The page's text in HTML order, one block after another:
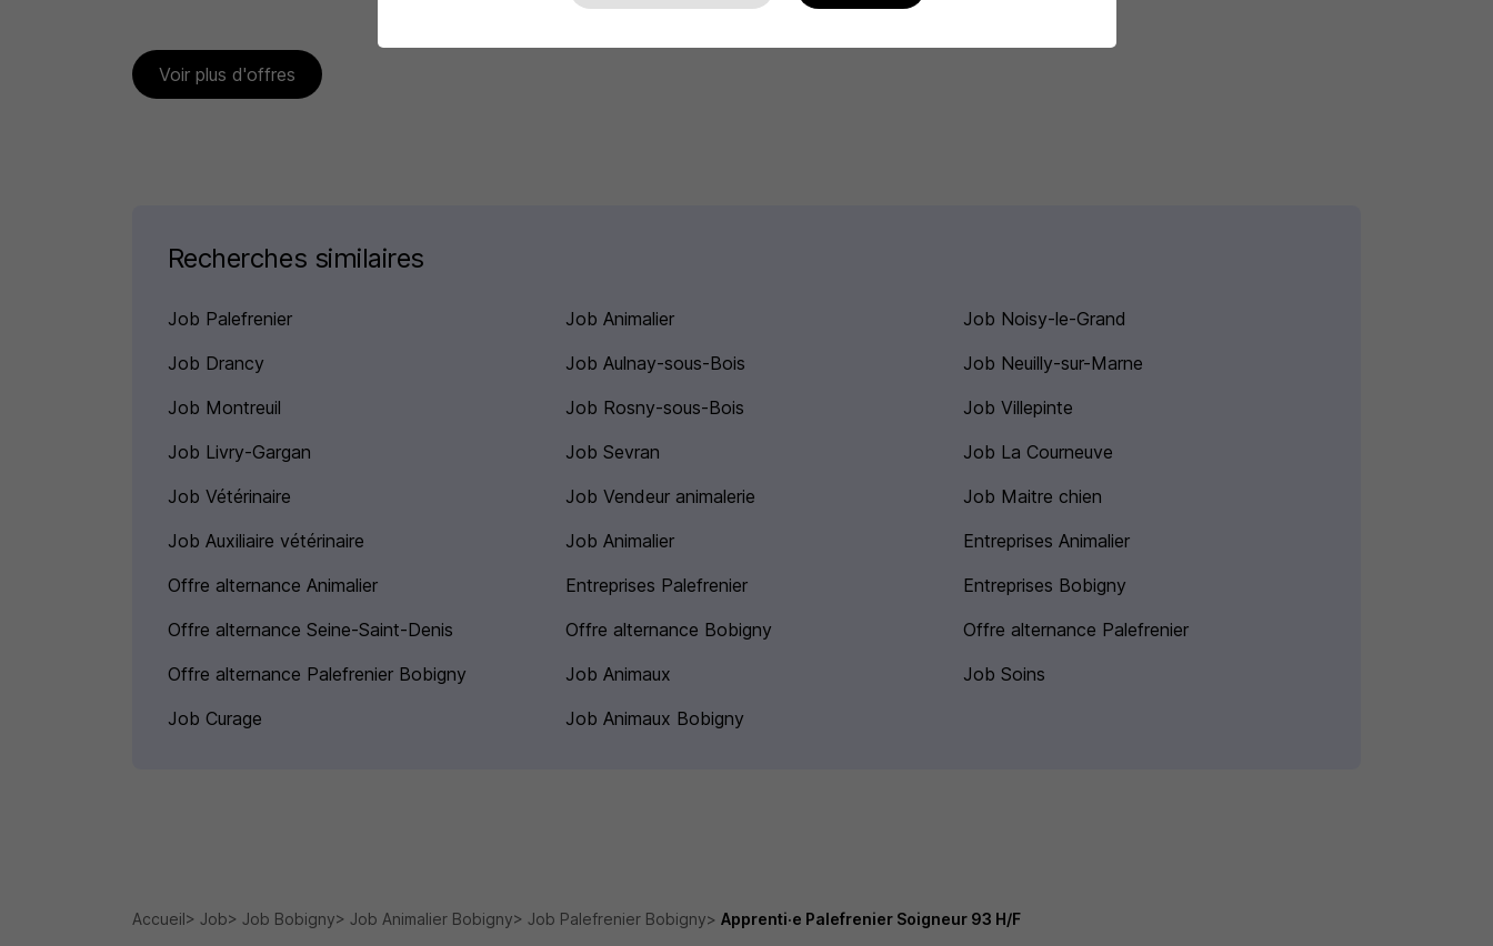
Voir plus d'offres
Recherches similaires
Job Palefrenier Job Animalier
Job Noisy-le-Grand
Job Drancy
Job Aulnay-sous-Bois
Job Neuilly-sur-Marne
Job Montreuil
Job Rosny-sous-Bois
Job Villepinte
Job Livry-Gargan
Job Sevran
Job La Courneuve
Job Vétérinaire
Job Vendeur animalerie
Job Maitre chien
Job Auxiliaire vétérinaire
Job Animalier
Entreprises Animalier
Offre alternance Animalier
Entreprises Palefrenier
Entreprises Bobigny
Offre alternance Seine-Saint-Denis
Offre alternance Bobigny
Offre alternance Palefrenier
Offre alternance Palefrenier Bobigny
Job Animaux
Job Soins
Job Curage
Job Animaux Bobigny
Accueil Job Job Bobigny Job Animalier Bobigny Job Palefrenier Bobigny Apprenti·e Palefrenier Soigneur 93 H/F